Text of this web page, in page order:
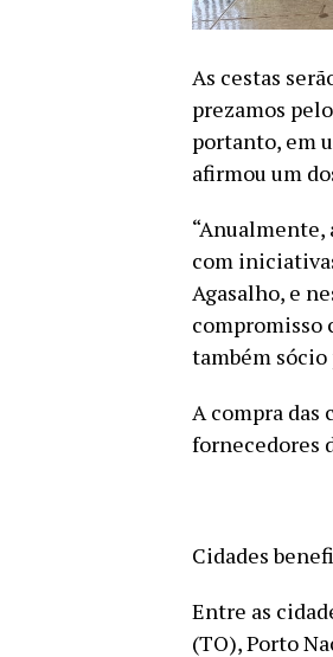
As cestas
prezamos
portanto, em
afirmou um
com
Agasalho, e
compromisso
também
A compra das
fornecedores
Cidades
Entre as
(TO), Porto